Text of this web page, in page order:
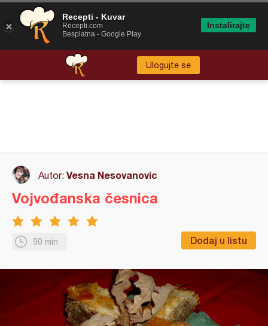
Ulogujte se
Autor: Vesna Nesovanovic
90 min Dodaj u listu
Vojvođanska česnica
Recepti - Kuvar
Recepti.com
Besplatna - Google Play
Instalirajte